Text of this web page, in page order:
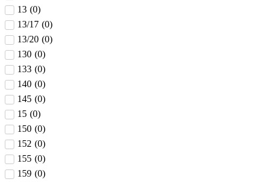
13 (0)
13/17 (0)
13/20 (0)
130 (0)
133 (0)
140 (0)
145 (0)
15 (0)
150 (0)
152 (0)
155 (0)
159 (0)